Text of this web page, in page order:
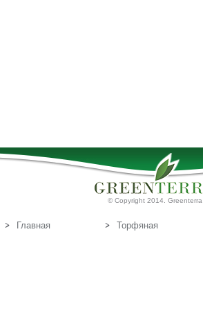
© Copyright 2014. Greenterra
Главная
Торфяная